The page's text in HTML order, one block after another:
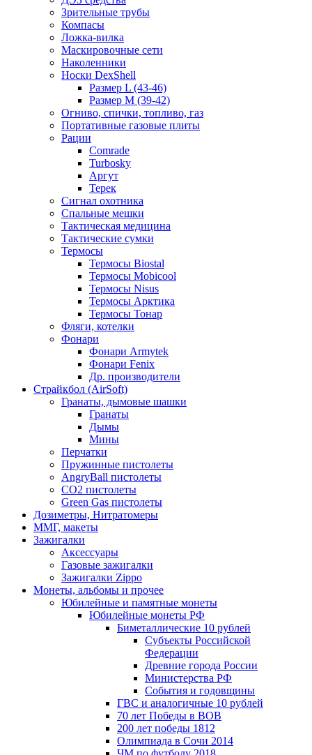
Зрительные трубы
Компасы
Ложка-вилка
Маскировочные сети
Наколенники
Носки DexShell
Размер L (43-46)
Размер M (39-42)
Огниво, спички, топливо, газ
Портативные газовые плиты
Рации
Comrade
Turbosky
Аргут
Терек
Сигнал охотника
Спальные мешки
Тактическая медицина
Тактические сумки
Термосы
Термосы Biostal
Термосы Mobicool
Термосы Nisus
Термосы Арктика
Термосы Тонар
Фляги, котелки
Фонари
Фонари Armytek
Фонари Fenix
Др. производители
Страйкбол (AirSoft)
Гранаты, дымовые шашки
Гранаты
Дымы
Мины
Перчатки
Пружинные пистолеты
AngryBall пистолеты
CO2 пистолеты
Green Gas пистолеты
Дозиметры, Нитратомеры
ММГ, макеты
Зажигалки
Аксессуары
Газовые зажигалки
Зажигалки Zippo
Монеты, альбомы и прочее
Юбилейные и памятные монеты
Юбилейные монеты РФ
Биметаллические 10 рублей
Субъекты Российской
Федерации
Древние города России
Министерства РФ
События и годовщины
ГВС и аналогичные 10 рублей
70 лет Победы в ВОВ
200 лет победы 1812
Олимпиада в Сочи 2014